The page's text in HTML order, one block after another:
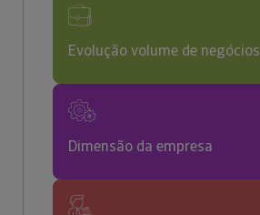
Evolução volume de negócios
Dimensão da empresa